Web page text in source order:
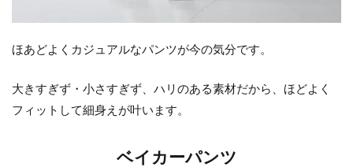
ほあどよくカジュアルなパンツが今の気分です。
大きすぎず・小さすぎず、ハリのある素材だから、ほどよく
フィットして細身えが叶います。
ベイカーパンツ